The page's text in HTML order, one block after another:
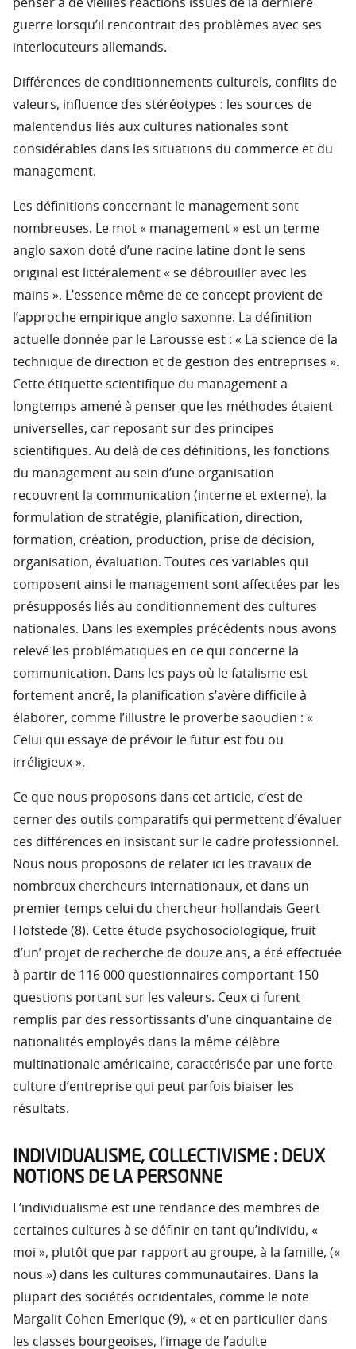
penser à de vieilles réactions issues de la dernière
guerre lorsqu’il rencontrait des problèmes avec ses
interlocuteurs allemands.
Différences de conditionnements culturels, conflits de
valeurs, influence des stéréotypes : les sources de
malentendus liés aux cultures nationales sont
considérables dans les situations du commerce et du
management.
Les définitions concernant le management sont
nombreuses. Le mot « management » est un terme
anglo saxon doté d’une racine latine dont le sens
original est littéralement « se débrouiller avec les
mains ». L’essence même de ce concept provient de
l’approche empirique anglo saxonne. La définition
actuelle donnée par le Larousse est : « La science de la
technique de direction et de gestion des entreprises ».
Cette étiquette scientifique du management a
longtemps amené à penser que les méthodes étaient
universelles, car reposant sur des principes
scientifiques. Au delà de ces définitions, les fonctions
du management au sein d’une organisation
recouvrent la communication (interne et externe), la
formulation de stratégie, planification, direction,
formation, création, production, prise de décision,
organisation, évaluation. Toutes ces variables qui
composent ainsi le management sont affectées par les
présupposés liés au conditionnement des cultures
nationales. Dans les exemples précédents nous avons
relevé les problématiques en ce qui concerne la
communication. Dans les pays où le fatalisme est
fortement ancré, la planification s’avère difficile à
élaborer, comme l’illustre le proverbe saoudien : «
Celui qui essaye de prévoir le futur est fou ou
irréligieux ».
Ce que nous proposons dans cet article, c’est de
cerner des outils comparatifs qui permettent d’évaluer
ces différences en insistant sur le cadre professionnel.
Nous nous proposons de relater ici les travaux de
nombreux chercheurs internationaux, et dans un
premier temps celui du chercheur hollandais Geert
Hofstede (8). Cette étude psychosociologique, fruit
d’un’ projet de recherche de douze ans, a été effectuée
à partir de 116 000 questionnaires comportant 150
questions portant sur les valeurs. Ceux ci furent
remplis par des ressortissants d’une cinquantaine de
nationalités employés dans la même célèbre
multinationale américaine, caractérisée par une forte
culture d’entreprise qui peut parfois biaiser les
résultats.
INDIVIDUALISME, COLLECTIVISME : DEUX
NOTIONS DE LA PERSONNE
L’individualisme est une tendance des membres de
certaines cultures à se définir en tant qu’individu, «
moi », plutôt que par rapport au groupe, à la famille, («
nous ») dans les cultures communautaires. Dans la
plupart des sociétés occidentales, comme le note
Margalit Cohen Emerique (9), « et en particulier dans
les classes bourgeoises, l’image de l’adulte